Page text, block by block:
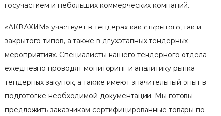
госучастием и небольших коммерческих компаний.
«АКВАХИМ» участвует в тендерах как открытого, так и
закрытого типов, а также в двухэтапных тендерных
мероприятиях. Специалисты нашего тендерного отдела
ежедневно проводят мониторинг и аналитику рынка
тендерных закупок, а также имеют значительный опыт в
подготовке необходимой документации. Мы готовы
предложить заказчикам сертифицированные товары по